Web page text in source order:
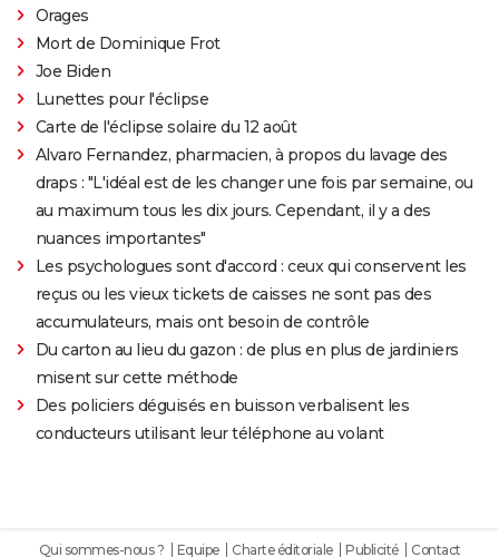
Orages
Mort de Dominique Frot
Joe Biden
Lunettes pour l'éclipse
Carte de l'éclipse solaire du 12 août
Alvaro Fernandez, pharmacien, à propos du lavage des
draps : "L'idéal est de les changer une fois par semaine, ou
au maximum tous les dix jours. Cependant, il y a des
nuances importantes"
Les psychologues sont d'accord : ceux qui conservent les
reçus ou les vieux tickets de caisses ne sont pas des
accumulateurs, mais ont besoin de contrôle
Du carton au lieu du gazon : de plus en plus de jardiniers
misent sur cette méthode
Des policiers déguisés en buisson verbalisent les
conducteurs utilisant leur téléphone au volant
Qui sommes-nous ? Equipe Charte éditoriale Publicité Contact